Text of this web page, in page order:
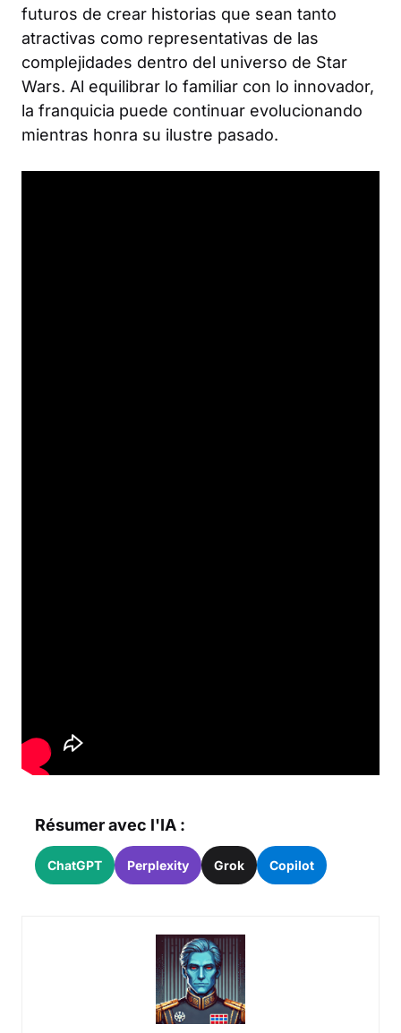
futuros de crear historias que sean tanto
atractivas como representativas de las
complejidades dentro del universo de Star
Wars. Al equilibrar lo familiar con lo innovador,
la franquicia puede continuar evolucionando
mientras honra su ilustre pasado.
Résumer avec l'IA :
ChatGPT Perplexity Grok Copilot